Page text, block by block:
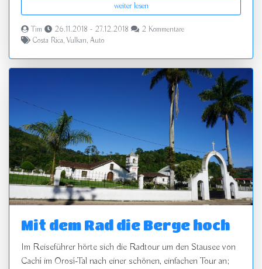
weiter lesen
Tim 26.11.2018 - 27.12.2018
2 Kommentare
Costa Rica, Vulkan, Auto
Mit dem Rad die Berge hoch
Im Reiseführer hörte sich die Radtour um den Stausee von
Cachí im Orosí-Tal nach einer schönen, einfachen Tour an;